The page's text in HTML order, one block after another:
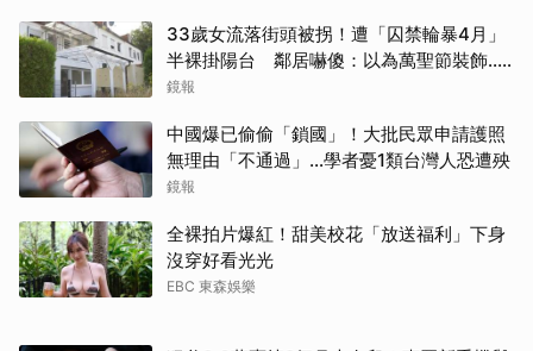
33歲女流落街頭被拐！遭「囚禁輪暴4月」
半裸掛陽台 鄰居嚇傻：以為萬聖節裝飾...
主謀竟與妻小同住
鏡報
中國爆已偷偷「鎖國」！大批民眾申請護照
無理由「不通過」...學者憂1類台灣人恐遭殃
鏡報
全裸拍片爆紅！甜美校花「放送福利」下身
沒穿好看光光
EBC 東森娛樂
取消